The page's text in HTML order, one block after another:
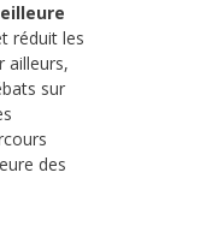
réduit les
ailleurs,
sur
des